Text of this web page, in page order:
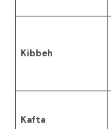
Kibbeh
Kafta